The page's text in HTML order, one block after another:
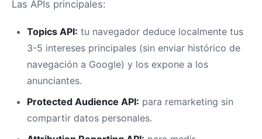
Las APIs principales:
Topics API: tu navegador deduce localmente tus
3-5 intereses principales (sin enviar histórico de
navegación a Google) y los expone a los
anunciantes.
Protected Audience API: para remarketing sin
compartir datos personales.